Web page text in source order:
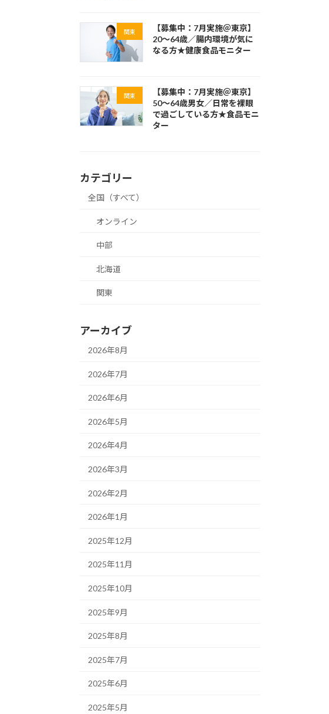
関東
【募集中：7月実施＠東京】
20～64歳／腸内環境が気に
なる方★健康食品モニター
関東
【募集中：7月実施＠東京】
50～64歳男女／日常を裸眼
で過ごしている方★食品モニ
ター
カテゴリー
全国（すべて）
オンライン
中部
北海道
関東
アーカイブ
2026年8月
2026年7月
2026年6月
2026年5月
2026年4月
2026年3月
2026年2月
2026年1月
2025年12月
2025年11月
2025年10月
2025年9月
2025年8月
2025年7月
2025年6月
2025年5月